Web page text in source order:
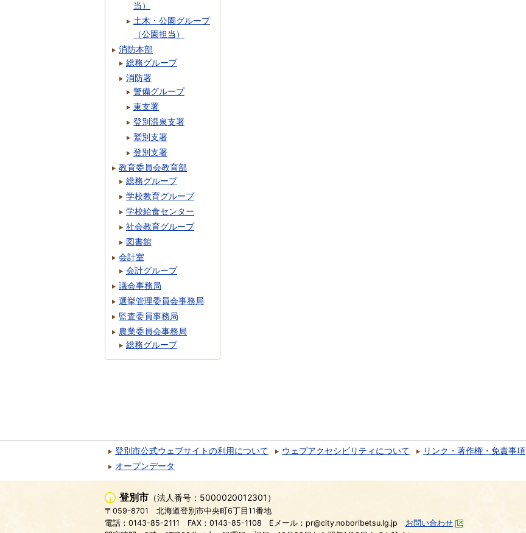
当）
土木・公園グループ
（公園担当）
消防本部
総務グループ
消防署
警備グループ
東支署
登別温泉支署
鷲別支署
登別支署
教育委員会教育部
総務グループ
学校教育グループ
学校給食センター
社会教育グループ
図書館
会計室
会計グループ
議会事務局
選挙管理委員会事務局
監査委員事務局
農業委員会事務局
総務グループ
登別市公式ウェブサイトの利用について ウェブアクセシビリティについて リンク・著作権・免責事項
オープンデータ
登別市 （法人番号：5000020012301）
〒059-8701
北海道登別市中央町6丁目11番地
電話：0143-85-2111
FAX：0143-85-1108 Eメール：pr@city.noboribetsu.lg.jp
お問い合わせ